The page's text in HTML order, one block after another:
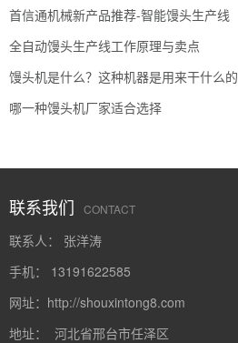
首信通机械新产品推荐-智能馒头生产线
全自动馒头生产线工作原理与卖点
馒头机是什么？这种机器是用来干什么的
哪一种馒头机厂家适合选择
联系我们 CONTACT
联系人： 张洋涛
手机： 13191622585
网址： http://shouxintong8.com
地址： 河北省邢台市任泽区